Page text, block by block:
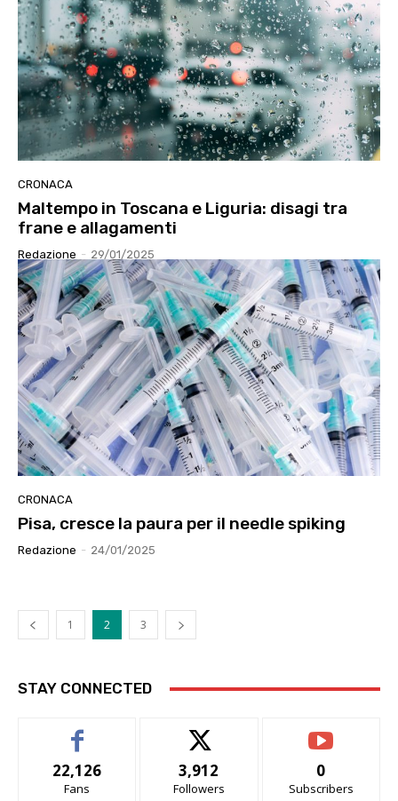
CRONACA
Maltempo in Toscana e Liguria: disagi tra
frane e allagamenti
Redazione - 29/01/2025
CRONACA
Pisa, cresce la paura per il needle spiking
Redazione - 24/01/2025
1 2 3
STAY CONNECTED
22,126
Fans
3,912
Followers
0
Subscribers